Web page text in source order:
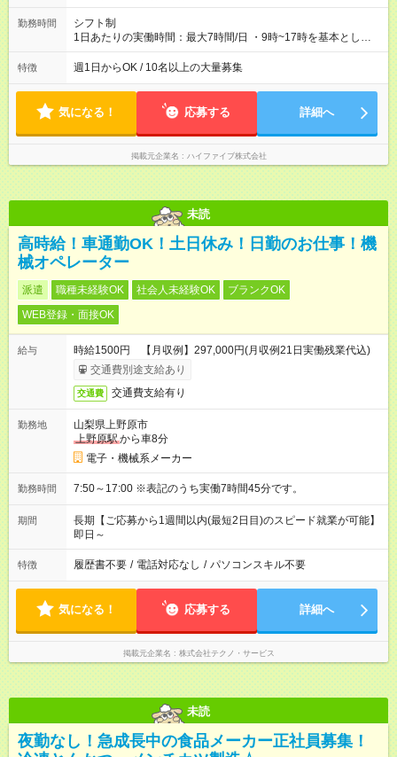
勤務時間
シフト制
1日あたりの実働時間：最大7時間/日 ・9時~17時を基本としま
すが、午前中だけ、15時までなど2週間に1回のシフト提出で決
定いたします！ 例えば ・「15時には子供の迎えが」 であれば9
時～16時まで ・「午前中は難しい」 であれば13時～17時まで
など柔軟な働き方が出来ます！
特徴 週1日からOK / 10名以上の大量募集
気になる！ 応募する 詳細へ
掲載元企業名 ハイファイブ株式会社
未読
高時給！車通勤OK！土日休み！日勤のお仕事！機
械オペレーター
派遣 職種未経験OK 社会人未経験OK
ブランクOK
WEB登録・面接OK
給与
時給1500円 【月収例】297,000円(月収例21日実働残業代込)
交通費別途支給あり
交通費 交通費支給有り
勤務地
山梨県上野原市
上野原駅から車8分
電子・機械系メーカー
勤務時間 7:50～17:00 ※表記のうち実働7時間45分です。
期間
長期【ご応募から1週間以内(最短2日目)のスピード就業が可能】
即日～
特徴 履歴書不要 / 電話対応なし / パソコンスキル不要
気になる！ 応募する 詳細へ
掲載元企業名 株式会社テクノ・サービス
未読
夜勤なし！急成長中の食品メーカー正社員募集！